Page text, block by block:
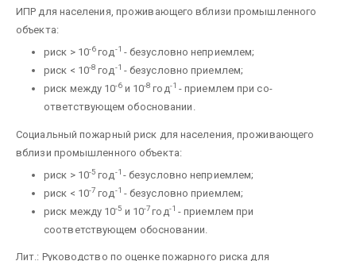
ИПР для населения, проживающего вблизи промышленного
объекта:
риск > 10-6год-1 - безусловно не­приемлем;
риск < 10-8 год-1 - безусловно приемлем;
риск между 10-6и 10-8 год-1 - приемлем при со­
ответствующем обосновании.
Социальный пожарный риск для населения, проживающего
вблизи промышленного объекта:
риск > 10-5 год-1 - безусловно неприемлем;
риск < 10-7 год-1 - безусловно приемлем;
риск между 10-5 и 10-7год-1 - прием­лем при
соответствующем обосновании.
Лит.: Руководство по оценке пожарного риска для